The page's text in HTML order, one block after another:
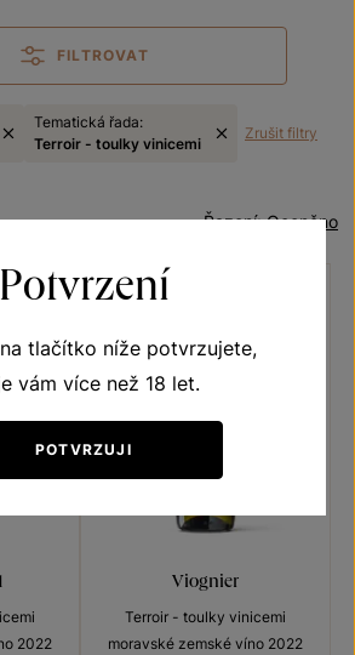
FILTROVAT
Tematická řada:
Terroir - toulky vinicemi
Zrušit filtry
Oceněno
Řazení:
2022
Viognier
Terroir - toulky vinicemi
moravské zemské víno 2022
Potvrzení
tlačítko níže potvrzujete,
vám více než 18 let.
POTVRZUJI